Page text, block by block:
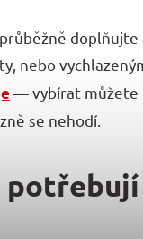
nebo
— vybírat můžete
se nehodí.